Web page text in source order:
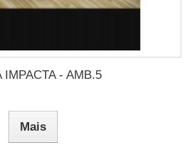
IMPACTA - AMB.5
Mais